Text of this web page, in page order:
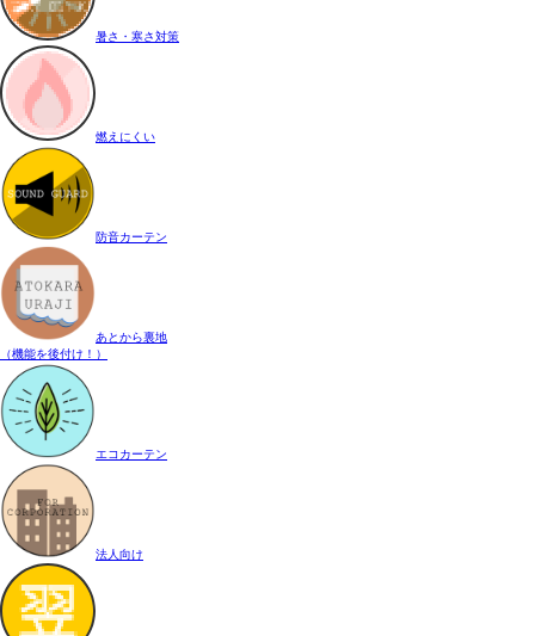
暑さ・寒さ対策
燃えにくい
防音カーテン
あとから裏地
（機能を後付け！）
エコカーテン
法人向け